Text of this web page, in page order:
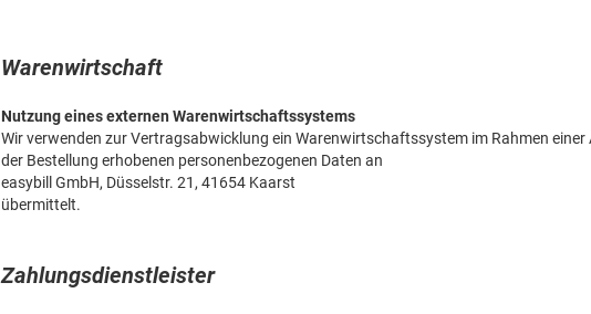
Warenwirtschaft
Nutzung eines externen Warenwirtschaftssystems
Wir verwenden zur Vertragsabwicklung ein Warenwirtschaftssystem im Rahmen
der Bestellung erhobenen personenbezogenen Daten an
easybill GmbH, Düsselstr. 21, 41654 Kaarst
übermittelt.
Zahlungsdienstleister